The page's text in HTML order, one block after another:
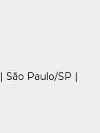
Paulo/SP |